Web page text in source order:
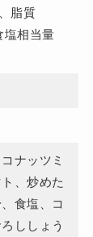
脂質
塩相当量
ナッツミ
、炒めた
食塩、コ
ししょう